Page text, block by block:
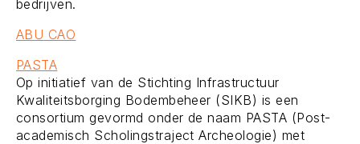
bedrijven.
ABU CAO
PASTA
Op initiatief van de Stichting Infrastructuur
Kwaliteitsborging Bodembeheer (SIKB) is een
consortium gevormd onder de naam PASTA (Post-
academisch Scholingstraject Archeologie) met